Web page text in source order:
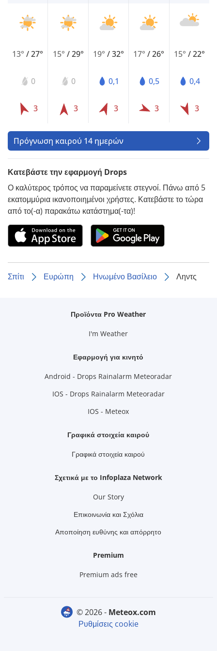
13°/27°
0
3
15° /29°
0
3
19° /32°
0,1
3
17°/26°
0,5
3
15° /22°
0,4
3
Πρόγνωση καιρού 14 ημερών
Κατεβάστε την εφαρμογή Drops
Ο καλύτερος τρόπος να παραμείνετε στεγνοί. Πάνω από 5
εκατομμύρια ικανοποιημένοι χρήστες. Κατεβάστε το τώρα
από το(-α) παρακάτω κατάστημα(-τα)!
Σπίτι Ευρώπη Ηνωμένο Βασίλειο Ληντς
Προϊόντα Pro Weather
I'm Weather
Εφαρμογή για κινητό
Android - Drops Rainalarm Meteoradar
IOS - Drops Rainalarm Meteoradar
IOS - Meteox
Γραφικά στοιχεία καιρού
Γραφικά στοιχεία καιρού
Σχετικά με το Infoplaza Network
Our Story
Επικοινωνία και Σχόλια
Αποποίηση ευθύνης και απόρρητο
Premium
Premium ads free
© 2026 -
meteox.com
Ρυθμίσεις cookie